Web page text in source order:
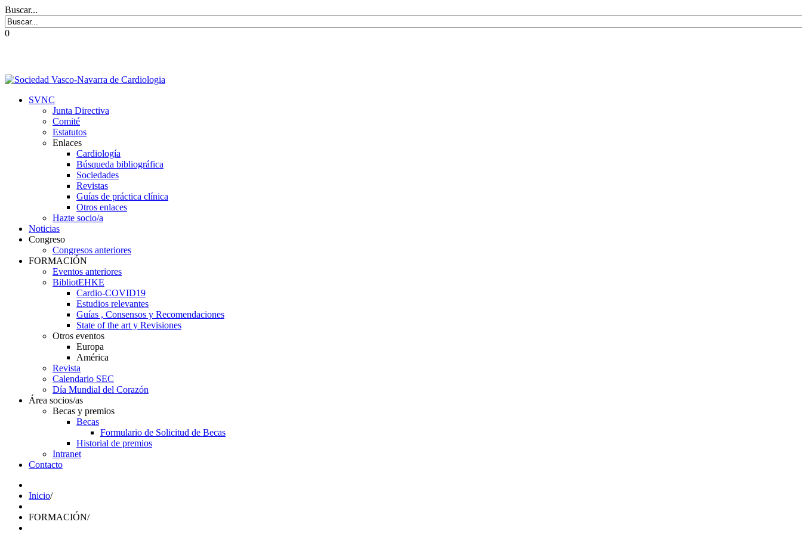
Buscar...
0
SVNC
Junta Directiva
Comité
Estatutos
Enlaces
Cardiología
Búsqueda bibliográfica
Sociedades
Revistas
Guías de práctica clínica
Otros enlaces
Hazte socio/a
Noticias
Congreso
Congresos anteriores
FORMACIÓN
Eventos anteriores
BibliotEHKE
Cardio-COVID19
Estudios relevantes
Guías , Consensos y Recomendaciones
State of the art y Revisiones
Otros eventos
Europa
América
Revista
Calendario SEC
Día Mundial del Corazón
Área socios/as
Becas y premios
Becas
Formulario de Solicitud de Becas
Historial de premios
Intranet
Contacto
Inicio/
FORMACIÓN/